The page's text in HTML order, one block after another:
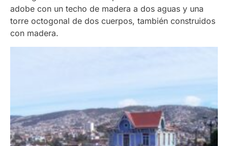
adobe con un techo de madera a dos aguas y una
torre octogonal de dos cuerpos, también construidos
con madera.